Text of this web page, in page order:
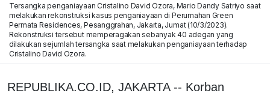
Tersangka penganiayaan Cristalino David Ozora, Mario Dandy Satriyo saat
melakukan rekonstruksi kasus penganiayaan di Perumahan Green
Permata Residences, Pesanggrahan, Jakarta, Jumat (10/3/2023).
Rekonstruksi tersebut memperagakan sebanyak 40 adegan yang
dilakukan sejumlah tersangka saat melakukan penganiayaan terhadap
Cristalino David Ozora.
REPUBLIKA.CO.ID, JAKARTA -- Korban